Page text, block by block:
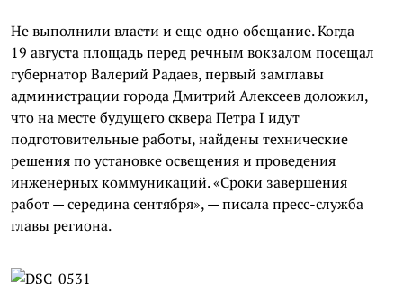
Не выполнили власти и еще одно обещание. Когда
19 августа площадь перед речным вокзалом посещал
губернатор Валерий Радаев, первый замглавы
администрации города Дмитрий Алексеев доложил,
что на месте будущего сквера Петра I идут
подготовительные работы, найдены технические
решения по установке освещения и проведения
инженерных коммуникаций. «Сроки завершения
работ — середина сентября», — писала пресс-служба
главы региона.